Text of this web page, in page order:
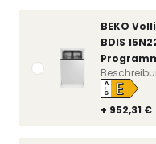
BEKO
BDIS
+ 952,31 €
A
↑
G E